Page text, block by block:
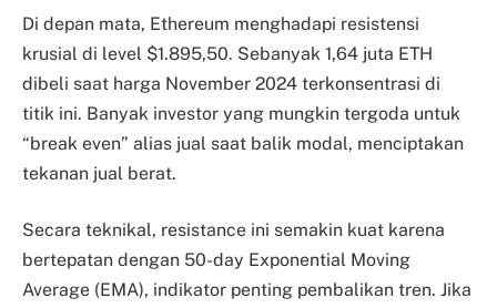
Di depan mata, Ethereum menghadapi resistensi
krusial di level $1.895,50. Sebanyak 1,64 juta ETH
dibeli saat harga November 2024 terkonsentrasi di
titik ini. Banyak investor yang mungkin tergoda untuk
“break even” alias jual saat balik modal, menciptakan
tekanan jual berat.
Secara teknikal, resistance ini semakin kuat karena
bertepatan dengan 50-day Exponential Moving
Average (EMA), indikator penting pembalikan tren. Jika